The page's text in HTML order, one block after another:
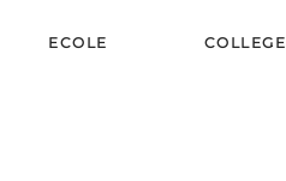
ECOLE COLLEGE